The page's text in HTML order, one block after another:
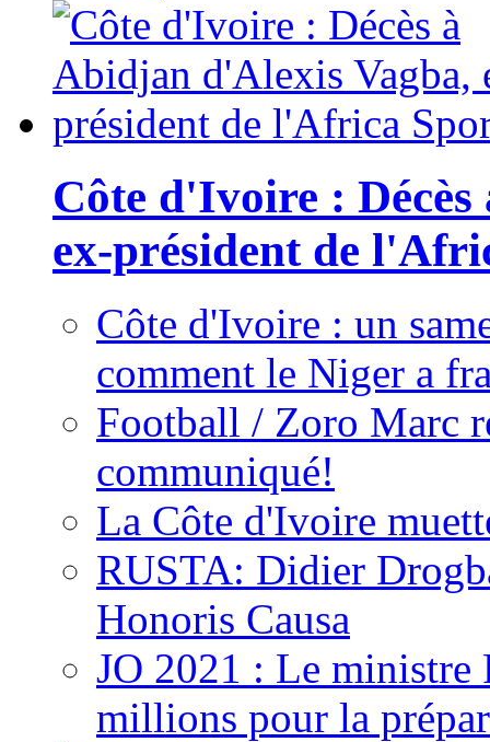
Côte d'Ivoire :
ex-président de
Côte d'Ivoire : un
comment le Niger a
Football / Zoro Marc
communiqué!
La Côte d'Ivoire
RUSTA: Didier
Honoris Causa
JO 2021 : Le ministre
millions pour la